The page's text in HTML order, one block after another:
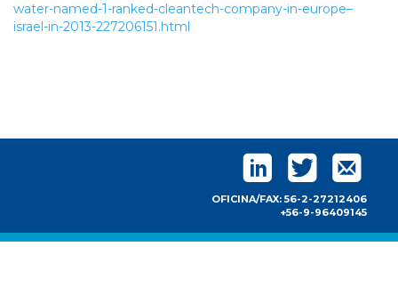
water-named-1-ranked-cleantech-company-in-europe–
israel-in-2013-227206151.html
OFICINA/FAX: 56-2-27212406
+56-9-96409145